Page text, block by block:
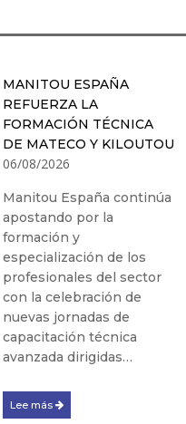
MANITOU ESPAÑA
REFUERZA LA
FORMACIÓN TÉCNICA
DE MATECO Y KILOUTOU
06/08/2026
Manitou España continúa
apostando por la
formación y
especialización de los
profesionales del sector
con la celebración de
nuevas jornadas de
capacitación técnica
avanzada dirigidas…
Lee más